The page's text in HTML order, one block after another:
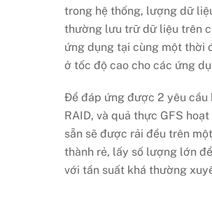
trong hệ thống, lượng dữ
thường lưu trữ dữ liệu trên
ứng dụng tại cùng một thời
ở tốc độ cao cho các ứng
Để đáp ứng được 2 yêu cầu
RAID, và quả thực GFS
sẵn sẽ được rải đều trên
thành rẻ, lấy số lượng lớn
với tần suất khá thường